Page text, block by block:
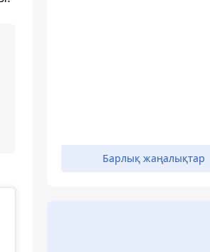
Барлық жаңалықтар